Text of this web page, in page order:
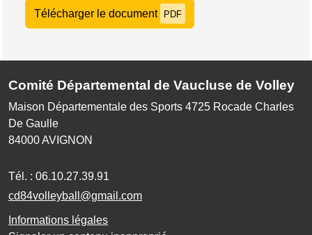
Télécharger le document PDF
Comité Départemental de Vaucluse de Volley
Maison Départementale des Sports 4725 Rocade Charles
De Gaulle
84000AVIGNON
Tél. : 06.10.27.39.91
cd84volleyball@gmail.com
Informations légales